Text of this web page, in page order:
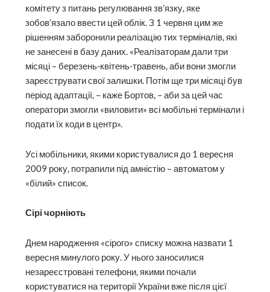
комітету з питань регулювання зв’язку, яке
зобов’язало ввести цей облік. З 1 червня цим же
рішенням заборонили реалізацію тих терміналів, які
не занесені в базу даних. «Реалізаторам дали три
місяці – березень-квітень-травень, аби вони змогли
зареєструвати свої залишки. Потім ще три місяці був
період адаптації, – каже Бортов, – аби за цей час
оператори змогли «виловити» всі мобільні термінали і
подати їх коди в центр».
Усі мобільники, якими користувалися до 1 вересня
2009 року, потрапили під амністію – автоматом у
«білий» список.
Сірі чорніють
Днем народження «сірого» списку можна назвати 1
вересня минулого року. У нього заносилися
незареєстровані телефони, якими почали
користуватися на території України вже після цієї